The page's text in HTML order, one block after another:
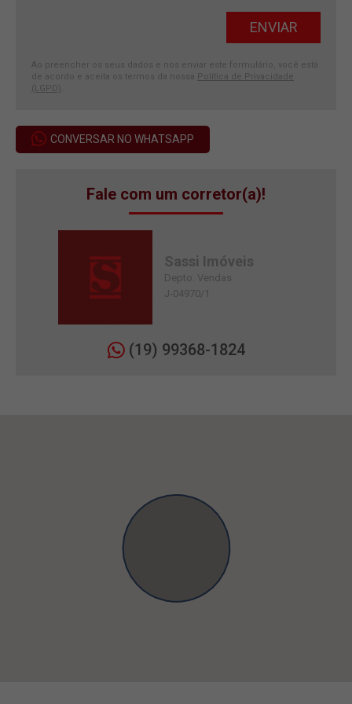
Ao preencher os seus dados e nos enviar este formulário, você está
de acordo e aceita os termos da nossa Política de Privacidade
(LGPD)
CONVERSAR NO WHATSAPP
Fale com um corretor(a)!
Sassi Imóveis
Depto. Vendas
J-04970/1
(19) 99368-1824